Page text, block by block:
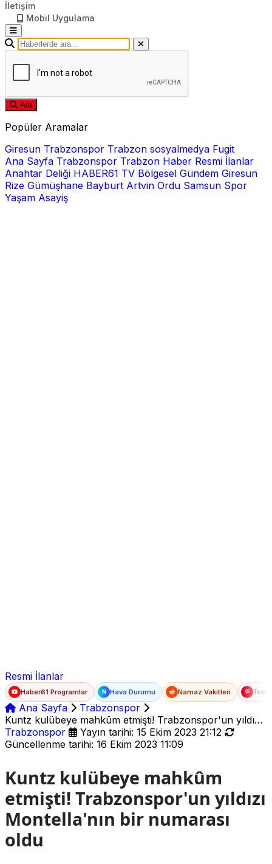
İletişim
Mobil Uygulama
Ara
Popüler Aramalar
Giresun Trabzonspor Trabzon sosyalmedya Fugit
Ana Sayfa Trabzonspor Trabzon Haber Resmi İlanlar
Anahtar Deliği HABER61 TV Bölgesel Gündem Giresun
Rize Gümüşhane Bayburt Artvin Ordu Samsun Spor
Yaşam Asayiş
Resmi İlanlar
Haber61 Programlar N Hava Durumu Namaz Vakitleri
Ana Sayfa
Trabzonspor
Kuntz kulübeye mahkûm etmişti! Trabzonspor'un yıldızı
Montella'nın bir numarası oldu
Trabzonspor
Yayın tarihi: 15 Ekim 2023 21:12
Güncellenme tarihi: 16 Ekim 2023 11:09
Kuntz kulübeye mahkûm
etmişti! Trabzonspor'un yıldızı
Montella'nın bir numarası
oldu